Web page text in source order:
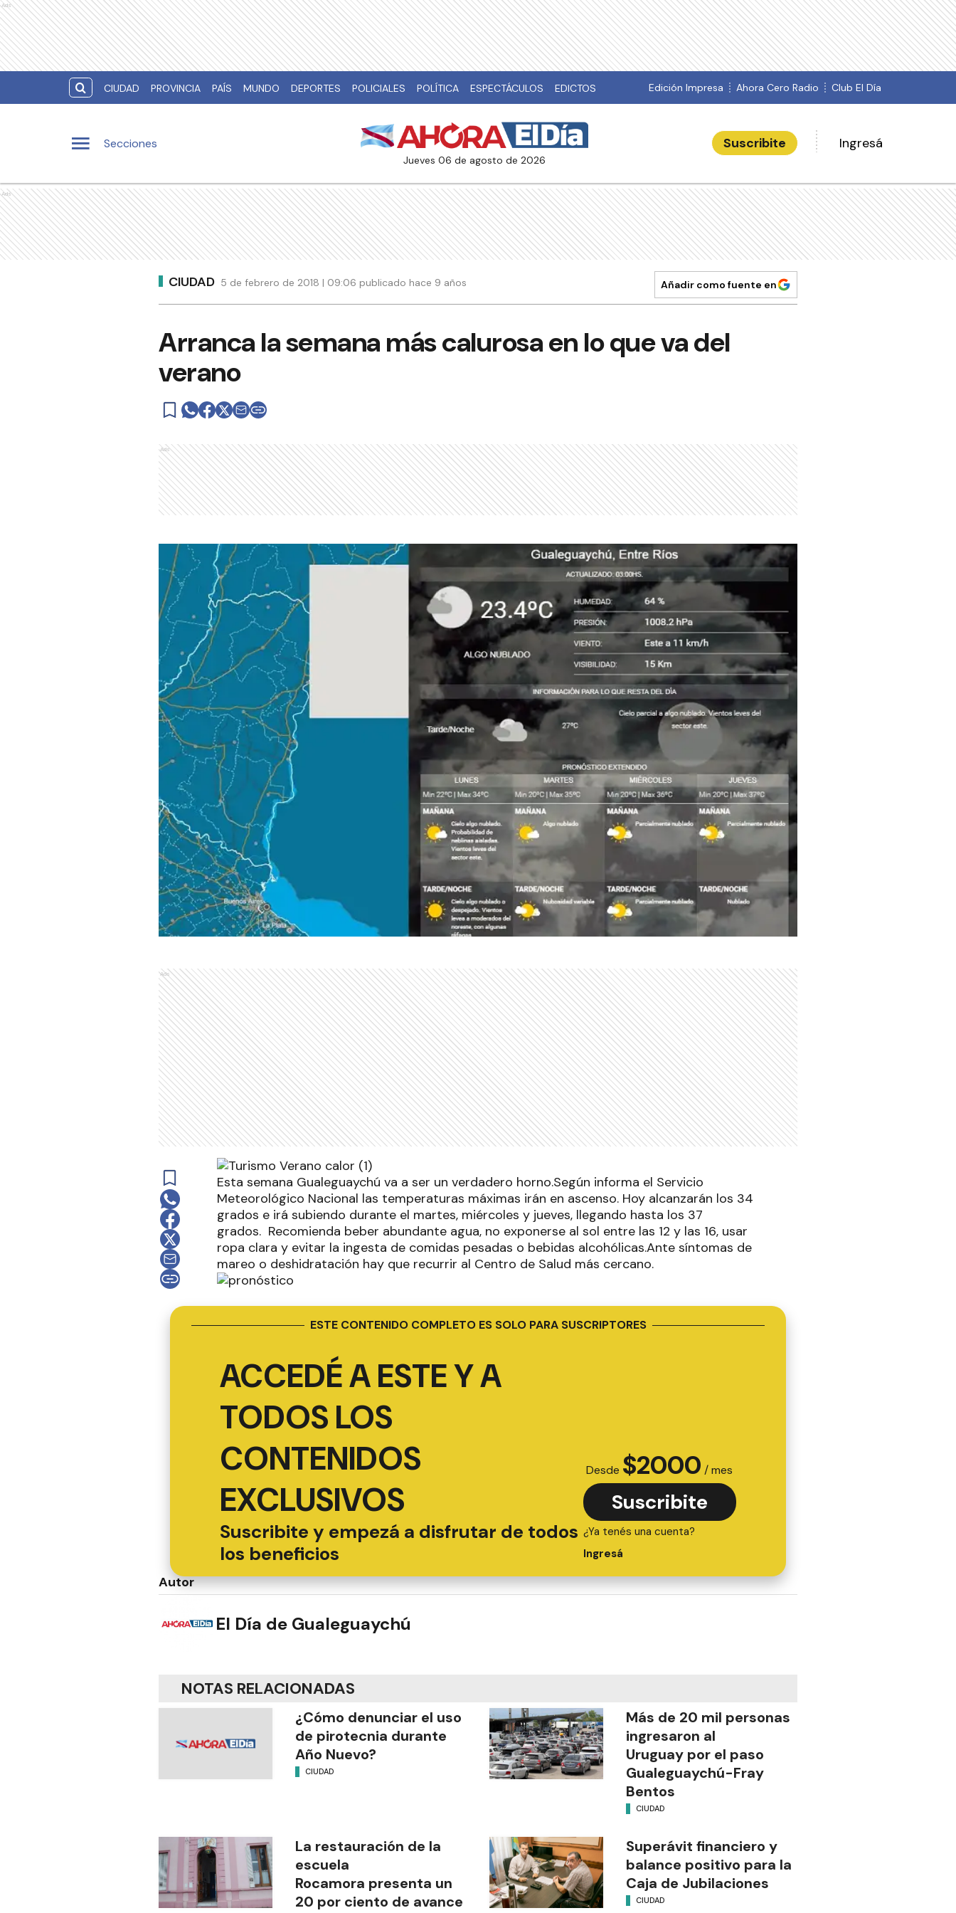
Ads
CIUDAD PROVINCIA PAÍS MUNDO DEPORTES POLICIALES POLÍTICA ESPECTÁCULOS EDICTOS Edición Impresa Ahora Cero Radio Club El Día
Secciones
jueves 06 de agosto de 2026
Suscribite Ingresá
Ads
CIUDAD 5 de febrero de 2018 | 09:06 publicado hace 9 años Añadir como fuente en
Arranca la semana más calurosa en lo que va del
verano
Ads
Ads
Esta semana Gualeguaychú va a ser un verdadero horno.Según informa el Servicio
Meteorológico Nacional las temperaturas máximas irán en ascenso. Hoy alcanzarán los 34
grados e irá subiendo durante el martes, miércoles y jueves, llegando hasta los 37
grados. Recomienda beber abundante agua, no exponerse al sol entre las 12 y las 16, usar
ropa clara y evitar la ingesta de comidas pesadas o bebidas alcohólicas.Ante síntomas de
mareo o deshidratación hay que recurrir al Centro de Salud más cercano.
ESTE CONTENIDO COMPLETO ES SOLO PARA SUSCRIPTORES
ACCEDÉ A ESTE Y A
TODOS LOS
CONTENIDOS
EXCLUSIVOS
Suscribite y empezá a disfrutar de todos
los beneficios
Desde $2000 / mes
Suscribite
¿Ya tenés una cuenta?
Ingresá
Autor
El Día de Gualeguaychú
NOTAS RELACIONADAS
¿Cómo denunciar el uso
de pirotecnia durante
Año Nuevo?
CIUDAD
Más de 20 mil personas
ingresaron al
Uruguay por el paso
Gualeguaychú-Fray
Bentos
CIUDAD
La restauración de la
escuela
Rocamora presenta un
20 por ciento de avance
Superávit financiero y
balance positivo para la
Caja de Jubilaciones
CIUDAD